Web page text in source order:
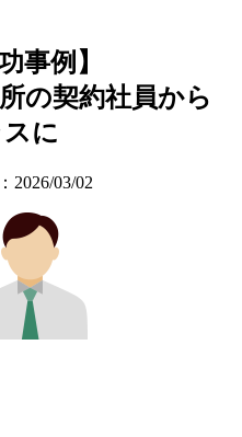
事例】
の契約社員から
に
2026/03/02